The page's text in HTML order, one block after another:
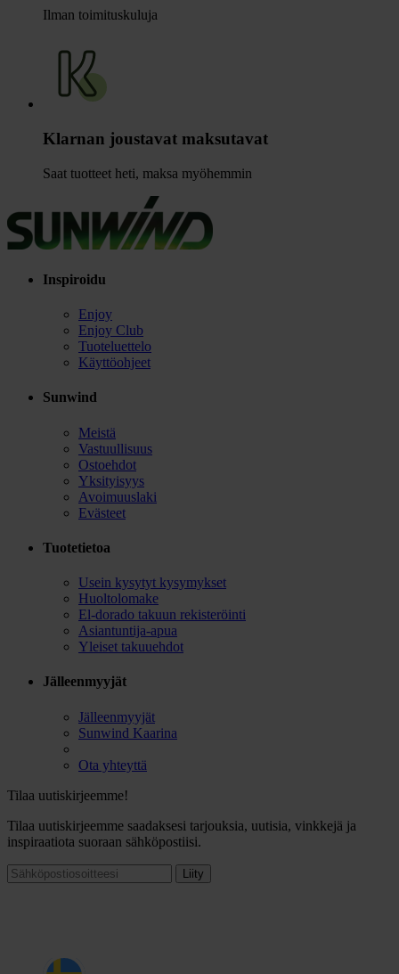
Ilman toimituskuluja
Klarnan joustavat maksutavat
Saat tuotteet heti, maksa myöhemmin
Inspiroidu
Enjoy
Enjoy Club
Tuoteluettelo
Käyttöohjeet
Sunwind
Meistä
Vastuullisuus
Ostoehdot
Yksityisyys
Avoimuuslaki
Evästeet
Tuotetietoa
Usein kysytyt kysymykset
Huoltolomake
El-dorado takuun rekisteröinti
Asiantuntija-apua
Yleiset takuuehdot
Jälleenmyyjät
Jälleenmyyjät
Sunwind Kaarina
Ota yhteyttä
Tilaa uutiskirjeemme!
Tilaa uutiskirjeemme saadaksesi tarjouksia, uutisia, vinkkejä ja
inspiraatiota suoraan sähköpostiisi.
Liity